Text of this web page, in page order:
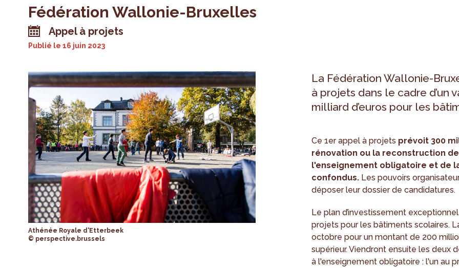
Fédération Wallonie-Bruxelles
Appel à projets
Publié le16 juin 2023
Athénée Royale d'Etterbeek
© perspective.brussels
La Fédération Wallonie-
à projets dans le cadre d’un
milliard d’euros pour les
Ce 1er appel à projets prévoit 300
rénovation ou la reconstruction
l'enseignement obligatoire et de
confondus. Les pouvoirs
déposer leur dossier de candidatures.
Le plan d’investissement
projets pour les bâtiments scolaires.
octobre pour un montant de 200
supérieur. Viendront ensuite les deux
à l'enseignement obligatoire : l'un au